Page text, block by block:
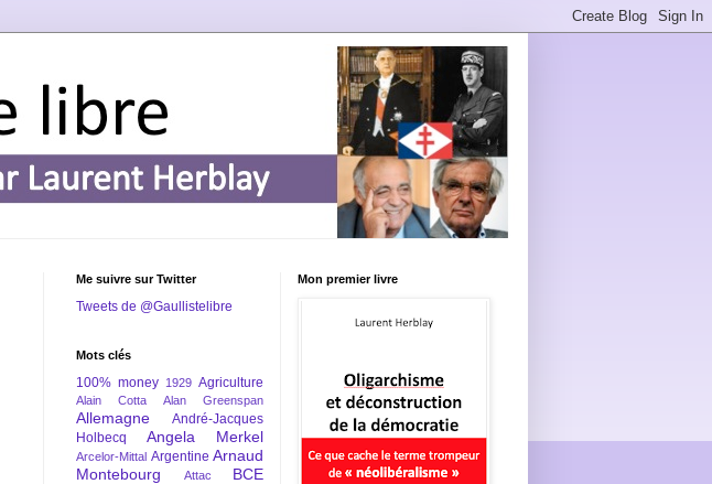
Me suivre sur Twitter
Tweets de @Gaullistelibre
Mots clés
100% money 1929 Agriculture
Alain Cotta Alan Greenspan
Allemagne
André-Jacques
Holbecq
Angela Merkel
Arcelor-Mittal Argentine Arnaud
Montebourg
Attac BCE
Mon premier livre